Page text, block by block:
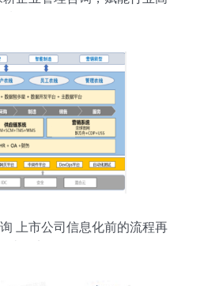
上市公司信息化前的流程再